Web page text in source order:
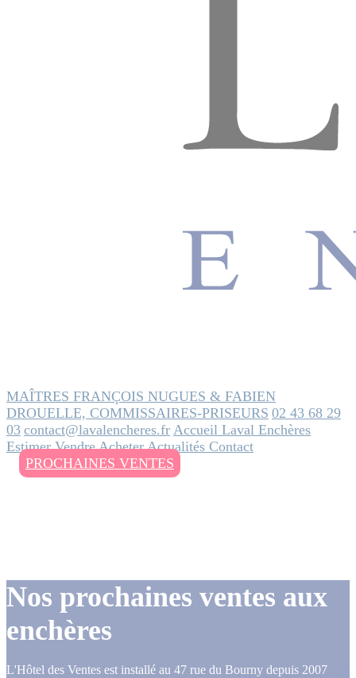
MAÎTRES FRANÇOIS NUGUES & FABIEN
DROUELLE, COMMISSAIRES-PRISEURS 02 43 68 29
03 contact@lavalencheres.fr Accueil Laval Enchères
EstimerVendreAcheterActualités Contact
PROCHAINES VENTES
Nos prochaines ventes aux
enchères
L'Hôtel des Ventes est installé au 47 rue du Bourny depuis 2007